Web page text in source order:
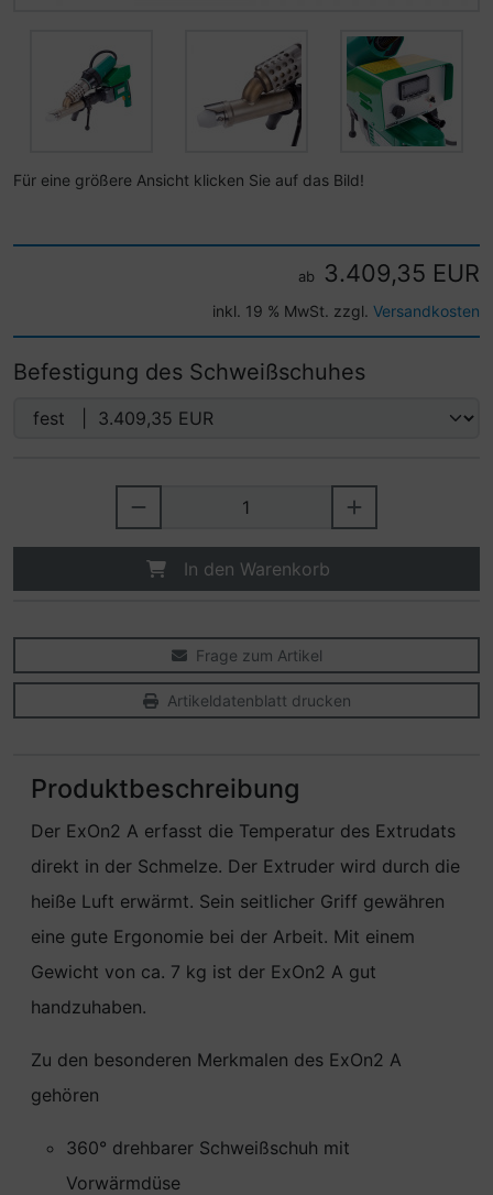
Für eine größere Ansicht klicken Sie auf das Bild!
ab 3.409,35 EUR
inkl. 19 % MwSt. zzgl. Versandkosten
Befestigung des Schweißschuhes
In den Warenkorb
Frage zum Artikel
Artikeldatenblatt drucken
Produktbeschreibung
Der ExOn2 A erfasst die Temperatur des Extrudats
direkt in der Schmelze. Der Extruder wird durch die
heiße Luft erwärmt. Sein seitlicher Griff gewähren
eine gute Ergonomie bei der Arbeit. Mit einem
Gewicht von ca. 7 kg ist der ExOn2 A gut
handzuhaben.
Zu den besonderen Merkmalen des ExOn2 A
gehören
360° drehbarer Schweißschuh mit
Vorwärmdüse